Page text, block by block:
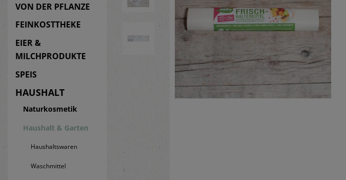
VON DER PFLANZE
FEINKOSTTHEKE
EIER &
MILCHPRODUKTE
SPEIS
HAUSHALT
Naturkosmetik
Haushalt & Garten
Haushaltswaren
Waschmittel